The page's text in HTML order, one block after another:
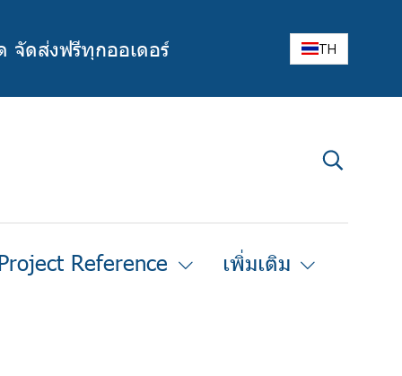
จัดส่งฟรีทุกออเดอร์ TH
Reference เพิ่มเติม